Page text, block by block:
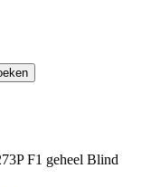
F1 geheel Blind